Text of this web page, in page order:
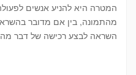
המטרה היא להניע אנשים
מהתמונה, בין אם מדובר
השראה לבצע רכישה של דבר